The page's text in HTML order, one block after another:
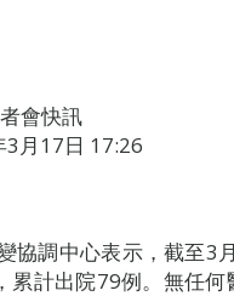
會快訊
3月17日 17:26
協調中心表示，截至3
計出院79例。無任何